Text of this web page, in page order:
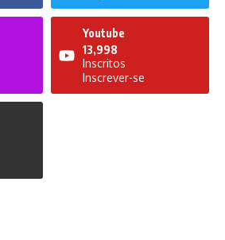
Youtube
13,998
Inscritos
Inscrever-se